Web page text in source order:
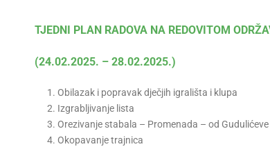
TJEDNI PLAN RADOVA NA REDOVITOM
(24.02.2025. – 28.02.2025.)
Obilazak i popravak dječjih igrališta i klupa
Izgrabljivanje lista
Orezivanje stabala – Promenada – od
Okopavanje trajnica